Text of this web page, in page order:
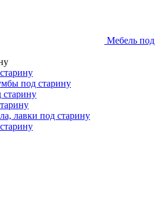
Мебель под
под старину
старину
лавки под старину